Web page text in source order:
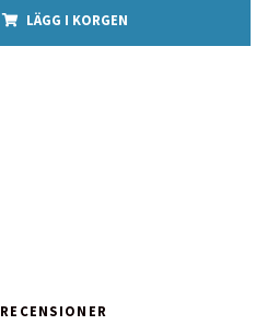
LÄGG I KORGEN
RECENSIONER